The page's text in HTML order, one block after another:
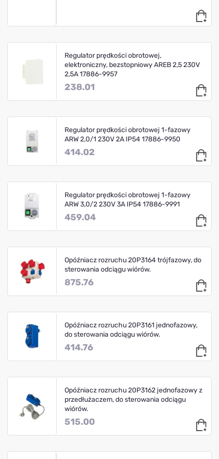
Regulator prędkości obrotowej,
elektroniczny, bezstopniowy AREB 2,5 230V
2,5A 17886-9957
238.01
Regulator prędkości obrotowej 1-fazowy
ARW 2,0/1 230V 2A IP54 17886-9950
414.02
Regulator prędkości obrotowej 1-fazowy
ARW 3,0/2 230V 3A IP54 17886-9991
459.04
Opóźniacz rozruchu 20P3164 trójfazowy, do
sterowania odciągu wiórów.
875.76
Opóźniacz rozruchu 20P3161 jednofazowy,
do sterowania odciągu wiórów.
414.76
Opóźniacz rozruchu 20P3162 jednofazowy z
przedłużaczem, do sterowania odciągu
wiórów.
515.00